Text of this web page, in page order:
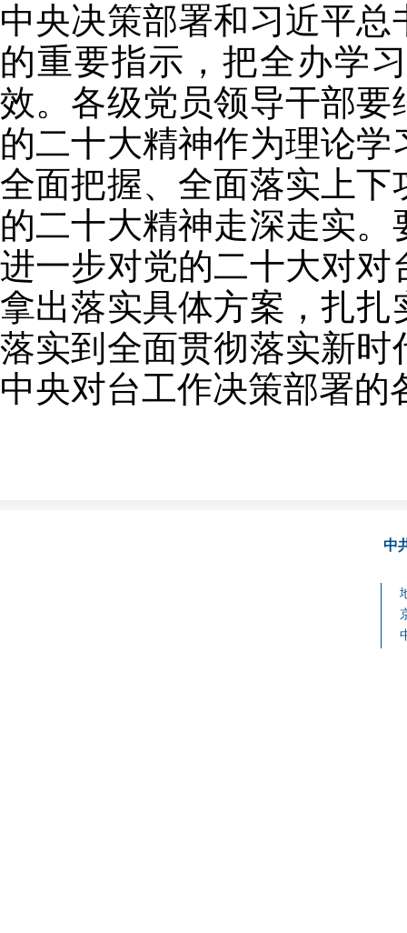
中央决策部署和习近平
的重要指示，把全办学
效。各级党员领导干部
的二十大精神作为理论
全面把握、全面落实上
的二十大精神走深走实
进一步对党的二十大对
拿出落实具体方案，扎
落实到全面贯彻落实新
中央对台工作决策部署的
中